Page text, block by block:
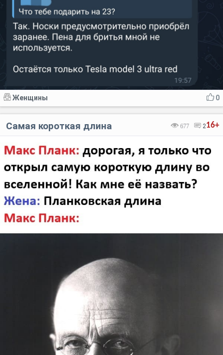
0
Женщины
16+
677 2
Самая короткая длина